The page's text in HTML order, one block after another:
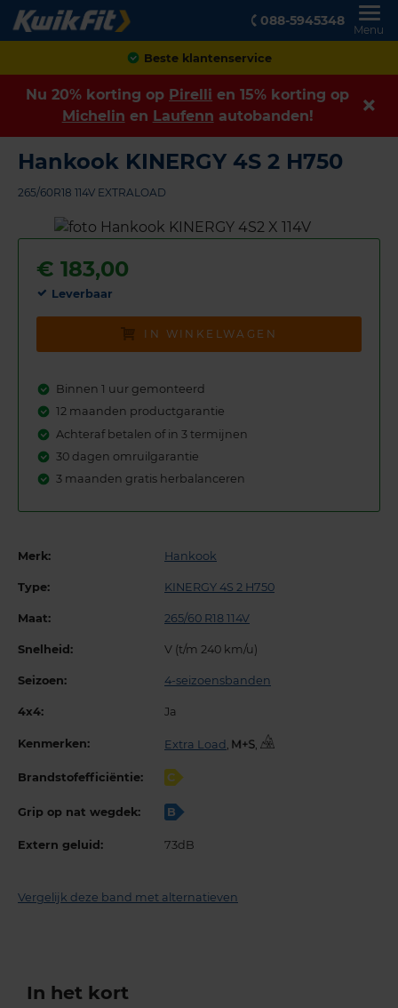
088-5945348
Menu
Beste klantenservice
Nu 20% korting op Pirelli en 15% korting op
Michelin en Laufenn autobanden!
Hankook KINERGY 4S 2 H750
265/60R18 114V EXTRALOAD
€ 183,00
Leverbaar
IN WINKELWAGEN
Binnen 1 uur gemonteerd
12 maanden productgarantie
Achteraf betalen of in 3 termijnen
30 dagen omruilgarantie
3 maanden gratis herbalanceren
Merk: Hankook
Type: KINERGY 4S 2 H750
Maat: 265/60 R18 114V
Snelheid: V (t/m 240 km/u)
Seizoen: 4-seizoensbanden
4x4: Ja
Kenmerken: Extra Load ,
Brandstofefficiëntie: C
Grip op nat wegdek: B
Extern geluid: 73dB
Vergelijk deze band met alternatieven
In het kort